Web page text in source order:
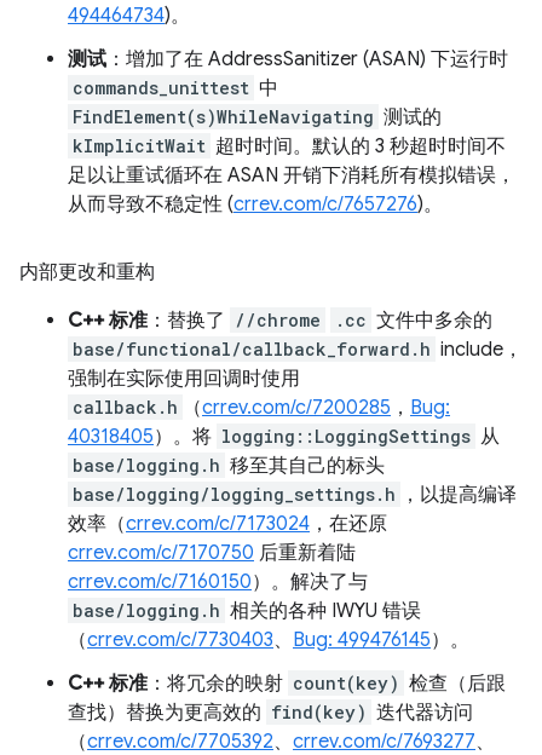
494464734)。
测试 ：增加了在 AddressSanitizer (ASAN) 下运行时
commands_unittest 中
FindElement(s)WhileNavigating 测试的
kImplicitWait 超时时间。默认的 3 秒超时时间不
足以让重试循环在 ASAN 开销下消耗所有模拟错误，
从而导致不稳定性 (crrev.com/c/7657276)。
内部更改和重构
C++ 标准 ：替换了 //chrome .cc 文件中多余的
base/functional/callback_forward.h include，
强制在实际使用回调时使用
callback.h （crrev.com/c/7200285 ， Bug:
40318405）。将 logging::LoggingSettings 从
base/logging.h 移至其自己的标头
base/logging/logging_settings.h
，以提高编译
效率（crrev.com/c/7173024 ，在还原
crrev.com/c/7170750 后重新着陆
crrev.com/c/7160150）。解决了与
base/logging.h 相关的各种 IWYU 错误
（crrev.com/c/7730403、 Bug: 499476145）。
C++ 标准 ：将冗余的映射 count(key) 检查（后跟
查找）替换为更高效的 find(key) 迭代器访问
（crrev.com/c/7705392、 crrev.com/c/7693277、